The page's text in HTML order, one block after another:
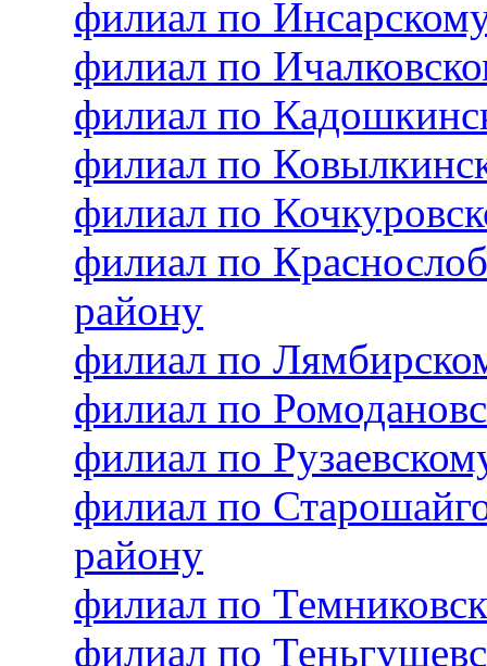
филиал по
филиал по
филиал по
филиал по
филиал по
филиал по
району
филиал по
филиал по
филиал по
филиал по
району
филиал по
филиал по